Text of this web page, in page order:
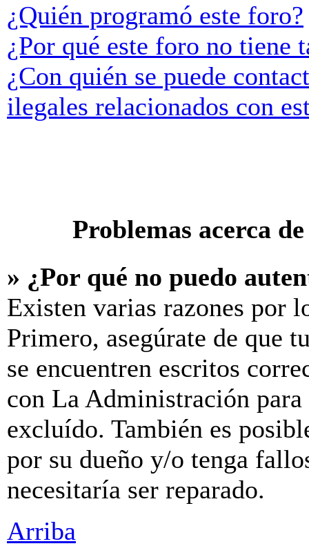
¿Quién programó este foro?
¿Por qué este foro no tiene
¿Con quién se puede
ilegales relacionados con
Problemas acerca
» ¿Por qué no puedo
Existen varias razones por
Primero, asegúrate de que
se encuentren escritos
con La Administración para
excluído. También es
por su dueño y/o tenga
necesitaría ser reparado.
Arriba